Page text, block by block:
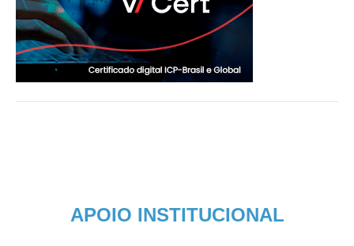
APOIO INSTITUCIONAL